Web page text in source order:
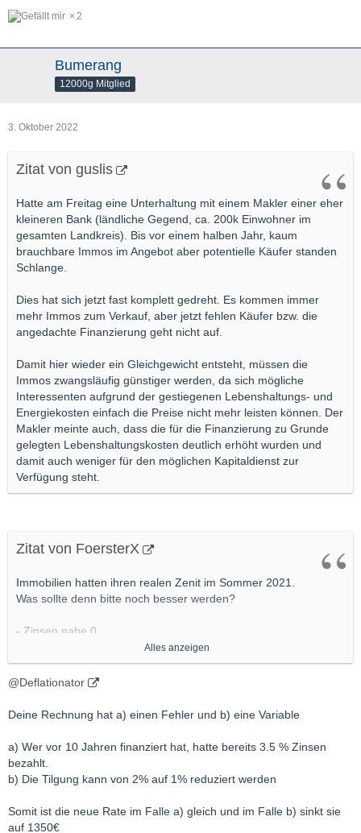
2
Bumerang
12000g Mitglied
3. Oktober 2022
Zitat von guslis
Hatte am Freitag eine Unterhaltung mit einem Makler einer eher
kleineren Bank (ländliche Gegend, ca. 200k Einwohner im
gesamten Landkreis). Bis vor einem halben Jahr, kaum
brauchbare Immos im Angebot aber potentielle Käufer standen
Schlange.
Dies hat sich jetzt fast komplett gedreht. Es kommen immer
mehr Immos zum Verkauf, aber jetzt fehlen Käufer bzw. die
angedachte Finanzierung geht nicht auf.
Damit hier wieder ein Gleichgewicht entsteht, müssen die
Immos zwangsläufig günstiger werden, da sich mögliche
Interessenten aufgrund der gestiegenen Lebenshaltungs- und
Energiekosten einfach die Preise nicht mehr leisten können. Der
Makler meinte auch, dass die für die Finanzierung zu Grunde
gelegten Lebenshaltungskosten deutlich erhöht wurden und
damit auch weniger für den möglichen Kapitaldienst zur
Verfügung steht.
Zitat von FoersterX
Immobilien hatten ihren realen Zenit im Sommer 2021.
Was sollte denn bitte noch besser werden?
- Zinsen nahe 0
- Vollbeschäftigung
- Inflation niedrig
- Banken willig
- kaum Insolvenzen/ZV
- Aktien und sonstige Assets mit jahrelangen Steigungen (= hohe
Vermögen)
kleinere Sterbejahrgänge wegen 2.WK)
- Corona sperrt Leute zwei Jahre zu Hause ein (wollen besser
Alles anzeigen
@Deflationator
Deine Rechnung hat a) einen Fehler und b) eine Variable
a) Wer vor 10 Jahren finanziert hat, hatte bereits 3.5 % Zinsen
bezahlt.
b) Die Tilgung kann von 2% auf 1% reduziert werden
Somit ist die neue Rate im Falle a) gleich und im Falle b) sinkt sie
auf 1350€